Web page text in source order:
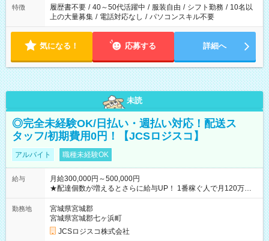
合は応募できません。
特徴 履歴書不要 / 40～50代活躍中 / 服装自由 / シフト勤務 / 10名以
上の大量募集 / 電話対応なし / パソコンスキル不要
気になる！ 応募する 詳細へ
未読
◎完全未経験OK/日払い・週払い対応！配送ス
タッフ/初期費用0円！【JCSロジスコ】
アルバイト 職種未経験OK
給与
月給300,000円～500,000円
★配達個数が増えるとさらに給与UP！ 1番稼ぐ人で月120万ほ
ど！ ・主要都市エリア 月収55万円／週5日稼働 月収65万~112
万円／週6日稼働 ・地方郊外エリア 月収40万円／週5日稼働 月
収40万円~50万円／週6日稼働 ＜モデルイメージ＞ ■月収50万
円 (27歳男性/江東区在住)※元建築関係 1日150個配達×25日勤務
(日休み) ■月収80万円(43歳男性/墨田区在住)※元営業 1日200個
勤務地
宮城県宮城郡
宮城県宮城郡七ヶ浜町
JCSロジスコ株式会社